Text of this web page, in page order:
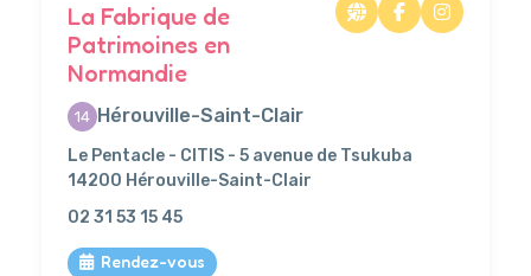
La Fabrique de
Patrimoines en
Normandie
14 Hérouville-Saint-Clair
Le Pentacle - CITIS - 5 avenue de Tsukuba
14200 Hérouville-Saint-Clair
02 31 53 15 45
Rendez-vous